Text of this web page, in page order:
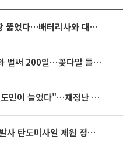
포스코퓨처엠, LFP 시장 뚫었다…배터리사와 대규모 장기 공급 합의
아옳이, 한의사 김형배와 벌써 200일⋯꽃다발 들고 "프러포즈 아냐"
추미애 "복지가 아니라 도민이 늘었다"…재정난 책임론 정면돌파
도미사일 제원 정밀분석 중"